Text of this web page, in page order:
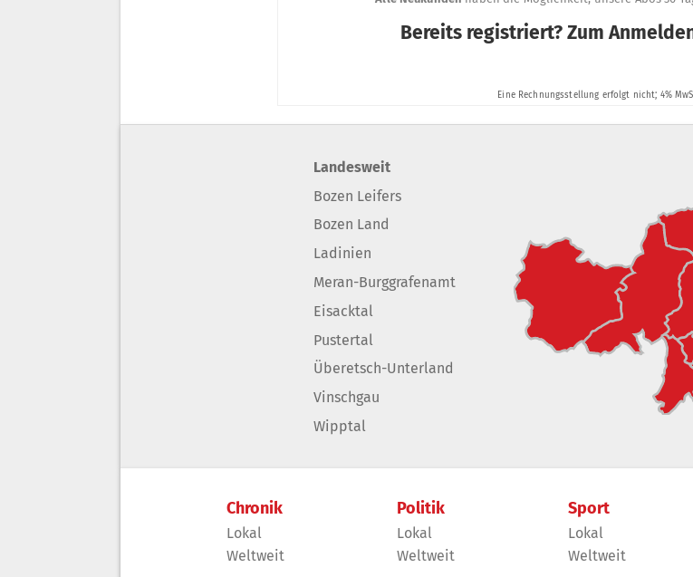
Landesweit
Bozen Leifers
Bozen Land
Ladinien
Meran-Burggrafenamt
Eisacktal
Pustertal
Überetsch-Unterland
Vinschgau
Wipptal
Chronik
Lokal
Weltweit
Politik
Lokal
Weltweit
Sport
Lokal
Weltweit